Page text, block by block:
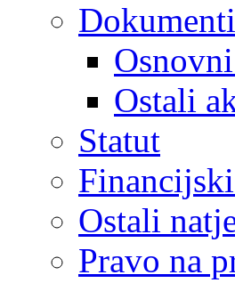
Dokumenti
Ostali
Statut
Ostali
Pravo na